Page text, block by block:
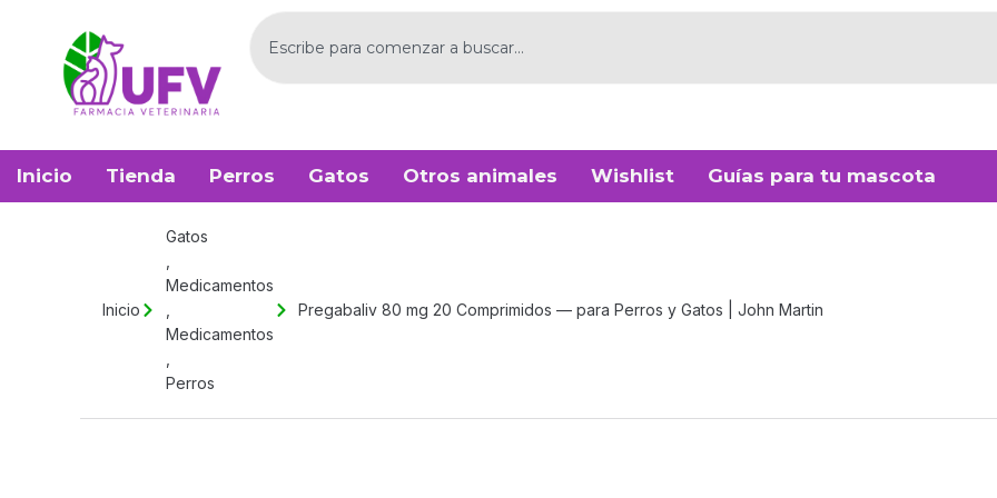
contenido
Buscar
Inicio Tienda Perros Gatos Otros animales Wishlist Guías para tu mascota
Inicio
Gatos
Medicamentos
Medicamentos
Perros
Pregabaliv 80 mg 20 Comprimidos — para Perros y Gatos | John Martin